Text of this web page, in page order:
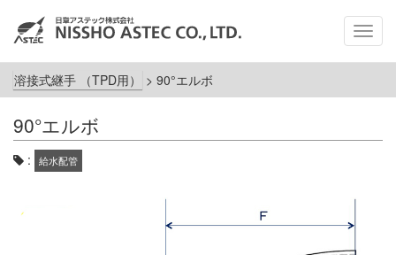
メ
ニ
溶接式継手 （TPD用） > 90°エルボ
90°エルボ
: 給水配管